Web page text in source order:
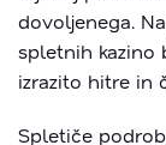
dovoljenega.
spletnih kazino
izrazito hitre in
Spletiče